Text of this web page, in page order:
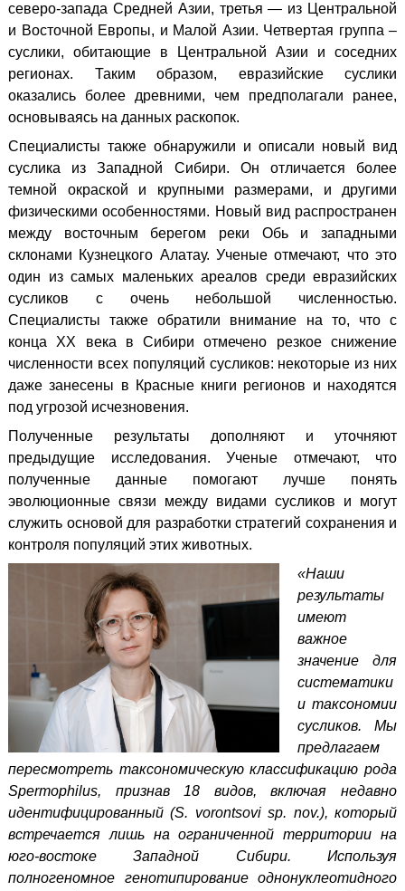
северо-запада Средней Азии, третья — из Центральной
и Восточной Европы, и Малой Азии. Четвертая группа –
суслики, обитающие в Центральной Азии и соседних
регионах. Таким образом, евразийские суслики
оказались более древними, чем предполагали ранее,
основываясь на данных раскопок.
Специалисты также обнаружили и описали новый вид
суслика из Западной Сибири. Он отличается более
темной окраской и крупными размерами, и другими
физическими особенностями. Новый вид распространен
между восточным берегом реки Обь и западными
склонами Кузнецкого Алатау. Ученые отмечают, что это
один из самых маленьких ареалов среди евразийских
сусликов с очень небольшой численностью.
Специалисты также обратили внимание на то, что с
концаXX
века в Сибири отмечено резкое снижение
численности всех популяций сусликов: некоторые из них
даже занесены в Красные книги регионов и находятся
под угрозой исчезновения.
Полученные результаты дополняют и уточняют
предыдущие исследования. Ученые отмечают, что
полученные данные помогают лучше понять
эволюционные связи между видами сусликов и могут
служить основой для разработки стратегий сохранения и
контроля популяций этих животных.
«Наши
результаты
имеют
важное
значение для
систематики
и таксономии
сусликов. Мы
предлагаем
пересмотреть таксономическую классификацию рода
Spermophilus, признав 18 видов, включая недавно
идентифицированный (S. vorontsovi sp. nov.), который
встречается лишь на ограниченной территории на
юго-востоке Западной Сибири. Используя
полногеномное генотипирование однонуклеотидного